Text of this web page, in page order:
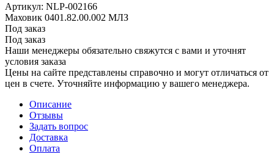
Артикул: NLP-002166
Маховик 0401.82.00.002 МЛЗ
Под заказ
Под заказ
Наши менеджеры обязательно свяжутся с вами и уточнят
условия заказа
Цены на сайте представлены справочно и могут отличаться от
цен в счете. Уточняйте информацию у вашего менеджера.
Описание
Отзывы
Задать вопрос
Доставка
Оплата